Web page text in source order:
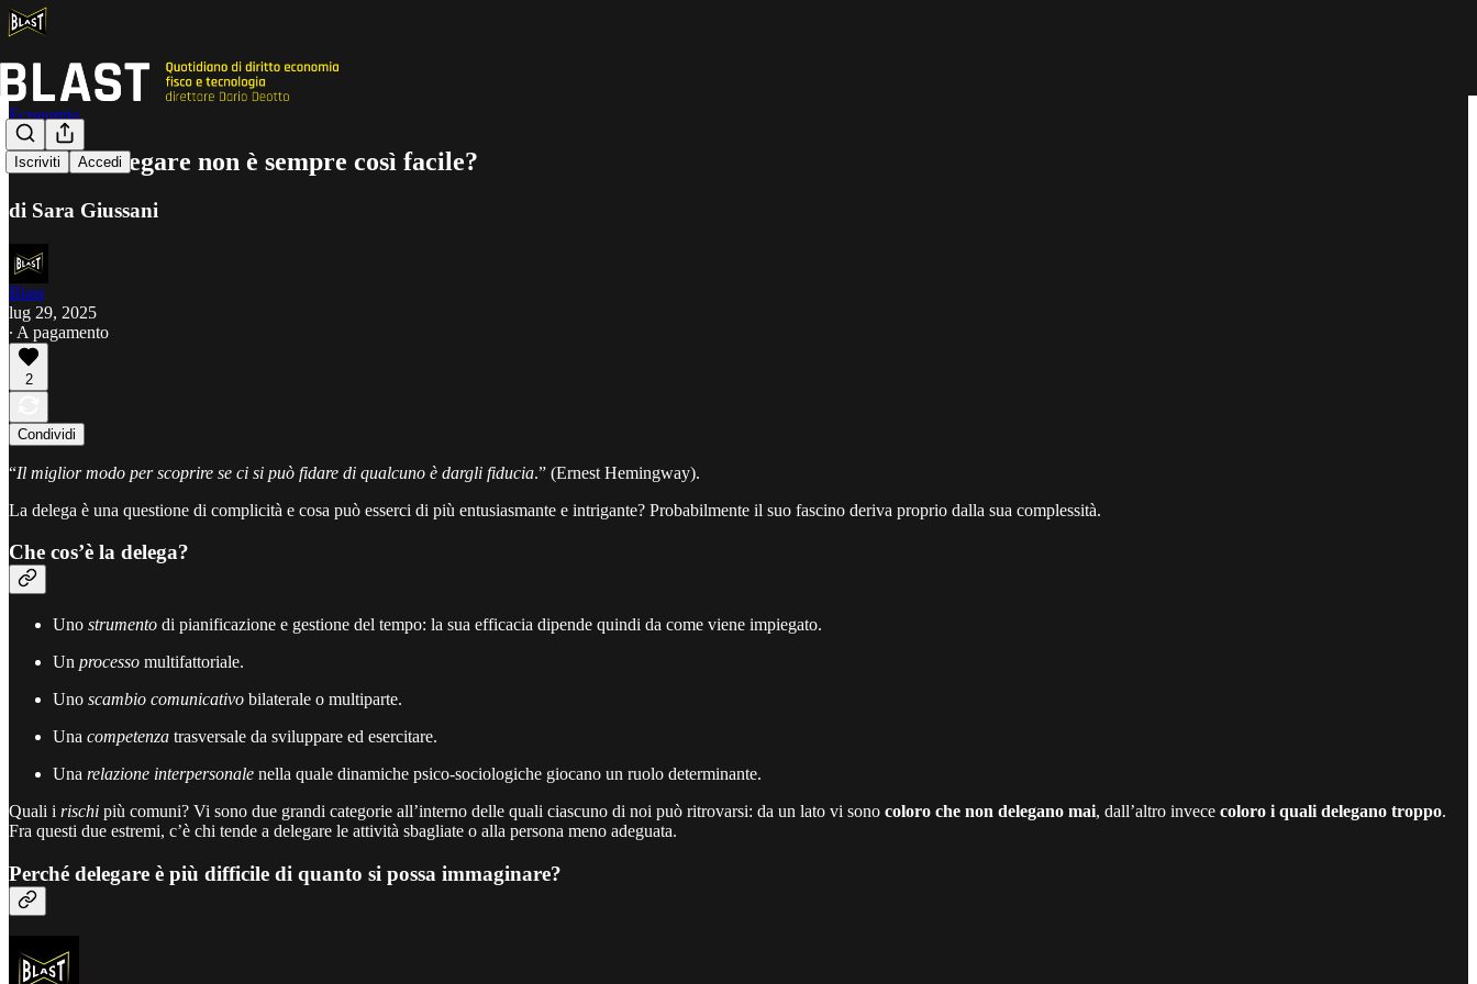
Iscriviti Accedi
Economia
Perché delegare non è sempre così facile?
di Sara Giussani
Blast
lug 29, 2025
∙ A pagamento
2
Condividi
“Il miglior modo per scoprire se ci si può fidare di qualcuno è dargli fiducia.” (Ernest Hemingway).
La delega è una questione di complicità e cosa può esserci di più entusiasmante e intrigante? Probabilmente il suo fascino deriva proprio dalla sua complessità.
Che cos’è la delega?
Uno strumento di pianificazione e gestione del tempo: la sua efficacia dipende quindi da come viene impiegato.
Un processo multifattoriale.
Uno scambio comunicativo bilaterale o multiparte.
Una competenza trasversale da sviluppare ed esercitare.
Una relazione interpersonale nella quale dinamiche psico-sociologiche giocano un ruolo determinante.
Quali i rischi più comuni? Vi sono due grandi categorie all’interno delle quali ciascuno di noi può ritrovarsi: da un lato vi sono coloro che non delegano mai, dall’altro invece coloro i quali delegano troppo.
Fra questi due estremi, c’è chi tende a delegare le attività sbagliate o alla persona meno adeguata.
Perché delegare è più difficile di quanto si possa immaginare?